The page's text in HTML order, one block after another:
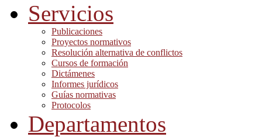
Servicios
Publicaciones
Proyectos normativos
Resolución alternativa de conflictos
Cursos de formación
Dictámenes
Informes jurídicos
Guías normativas
Protocolos
Departamentos